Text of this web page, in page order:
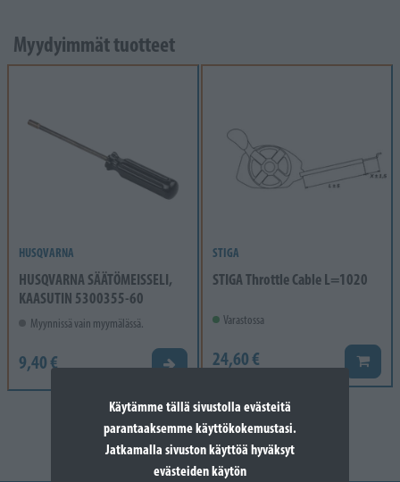
Käytämme tällä sivustolla evästeitä
parantaaksemme käyttökokemustasi.
Jatkamalla sivuston käyttöä hyväksyt
evästeiden käytön
Myydyimmät tuotteet
HUSQVARNA
HUSQVARNA SÄÄTÖMEISSELI,
KAASUTIN 5300355-60
Myynnissä vain myymälässä.
9,40 € Valitse vaihtoehto
STIGA
STIGA Throttle Cable L=1020
Varastossa
24,60 € Lisää